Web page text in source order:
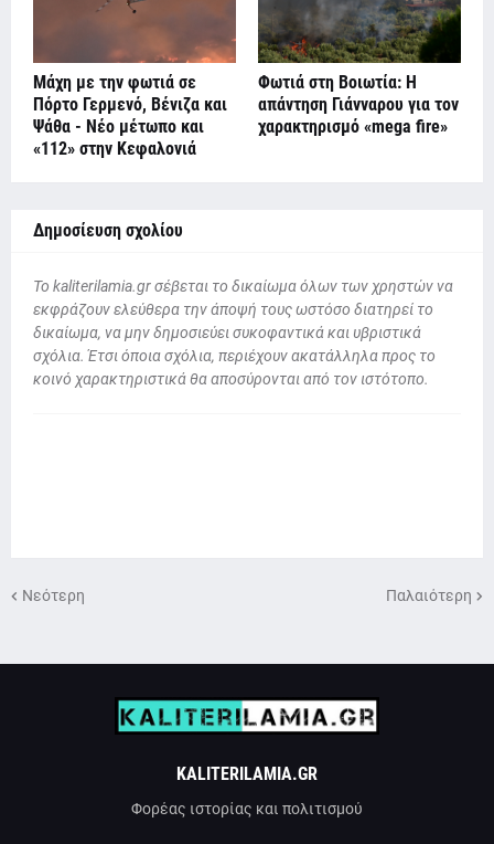
Μάχη με την φωτιά σε
Πόρτο Γερμενό, Βένιζα και
Ψάθα - Νέο μέτωπο και
«112» στην Κεφαλονιά
Φωτιά στη Βοιωτία: Η
απάντηση Γιάνναρου για τον
χαρακτηρισμό «mega fire»
Δημοσίευση σχολίου
To kaliterilamia.gr σέβεται το δικαίωμα όλων των χρηστών να
εκφράζουν ελεύθερα την άποψή τους ωστόσο διατηρεί το
δικαίωμα, να μην δημοσιεύει συκοφαντικά και υβριστικά
σχόλια. Έτσι όποια σχόλια, περιέχουν ακατάλληλα προς το
κοινό χαρακτηριστικά θα αποσύρονται από τον ιστότοπο.
Νεότερη Παλαιότερη
KALITERILAMIA.GR
Φορέας ιστορίας και πολιτισμού